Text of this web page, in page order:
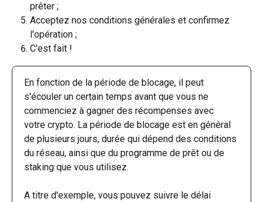
prêter ;
Acceptez nos conditions générales et confirmez
l'opération ;
C'est fait !
En fonction de la période de blocage, il peut
s'écouler un certain temps avant que vous ne
commenciez à gagner des récompenses avec
votre crypto. La période de blocage est en général
de plusieurs jours, durée qui dépend des conditions
du réseau, ainsi que du programme de prêt ou de
staking que vous utilisez.
A titre d'exemple, vous pouvez suivre le délai